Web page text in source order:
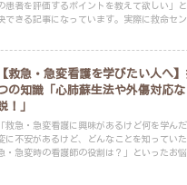
患者を評価するポイントを教えて欲しい」
できる記事になっています。実際に救命セ
【救急・急変看護を学びたい人へ
の知識「心肺蘇生法や外傷対応
！」
「救急・急変看護に興味があるけど何を学ん
に不安があるけど、どんなことを知ってい
・急変時の看護師の役割は？」といったお